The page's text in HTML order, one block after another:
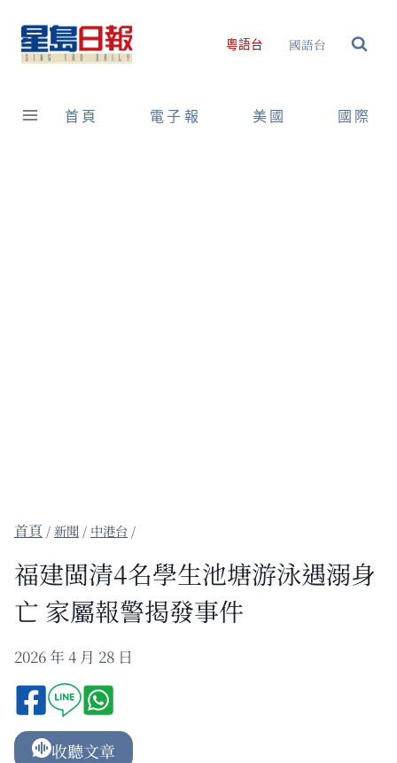
content
粵語台 國語台
首頁 電子報 美國 國際
/新聞 / 中港台 /
福建閩清4名學生池塘游泳遇溺身
亡 家屬報警揭發事件
2026 年 4 月 28 日
收聽文章